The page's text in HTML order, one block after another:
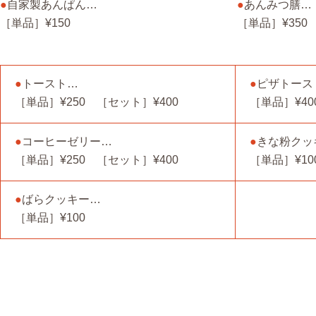
●自家製あんぱん…
［単品］¥150
●あんみつ膳…
［単品］
● トースト…
［単品］¥250 ［セット］¥400
● ピザトー
［単品］
●コーヒーゼリー…
［単品］¥250 ［セット］¥400
●きな粉ク
［単品］
●ばらクッキー…
［単品］¥100